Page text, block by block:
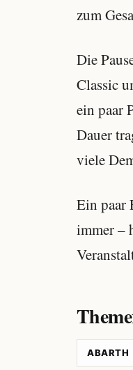
zum
Die
Classic
ein paar
Dauer
viele
Ein paar
immer –
ABARTH